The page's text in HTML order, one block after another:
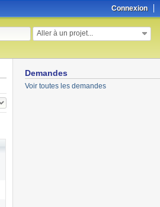
Connexion
Aller à un projet...
Demandes
Voir toutes les demandes